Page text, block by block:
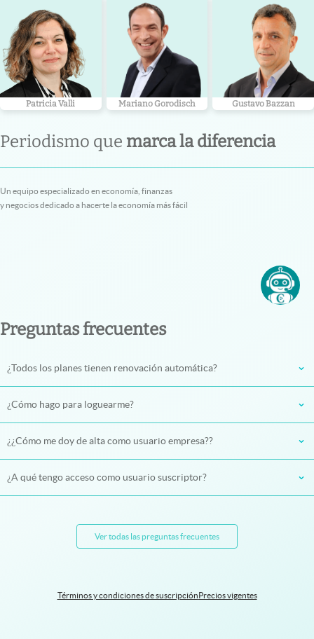
Patricia Valli Mariano Gorodisch Gustavo Bazzan
Periodismo que marca la diferencia
Un equipo especializado en economía, finanzas
y negocios dedicado a hacerte la economía más fácil
Preguntas frecuentes
¿Todos los planes tienen renovación automática?
¿Cómo hago para loguearme?
¿¿Cómo me doy de alta como usuario empresa??
¿A qué tengo acceso como usuario suscriptor?
Ver todas las preguntas frecuentes
Términos y condiciones de suscripción Precios vigentes